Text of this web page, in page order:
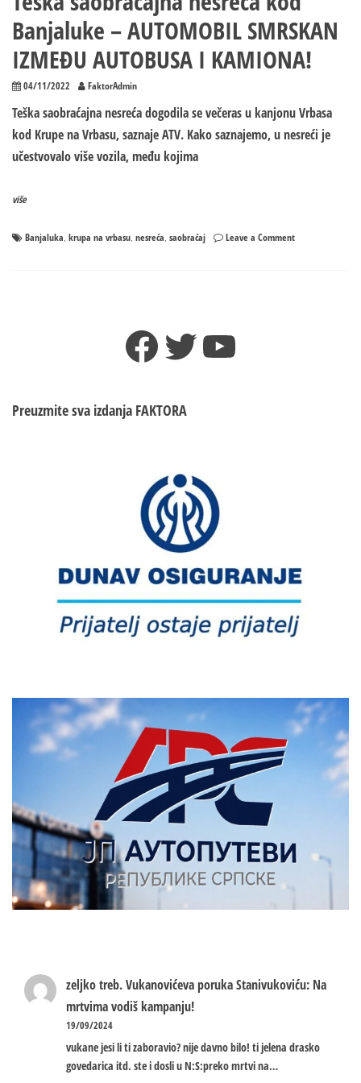
Banjaluke – AUTOMOBIL SMRSKAN
IZMEĐU AUTOBUSA I KAMIONA!
04/11/2022 FaktorAdmin
Teška saobraćajna nesreća dogodila se večeras u kanjonu Vrbasa
kod Krupe na Vrbasu, saznaje ATV. Kako saznajemo, u nesreći je
učestvovalo više vozila, među kojima
više
Banjaluka krupa na vrbasu nesreća saobraćaj Leave a Commenton
Facebook
TwitterYouTube
Preuzmite sva izdanja FAKTORA
zeljko treb.Vukanovićeva poruka Stanivukoviću: Na
mrtvima vodiš kampanju!
19/09/2024
vukane jesi li ti zaboravio? nije davno bilo! ti jelena drasko
govedarica itd. ste i dosli u N:S:preko mrtvi na…